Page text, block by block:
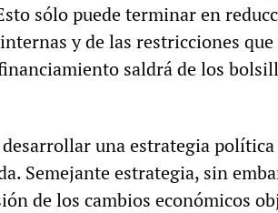
sólo puede terminar en
y de las restricciones
saldrá de los
una estrategia
Semejante estrategia, sin
de los cambios económicos